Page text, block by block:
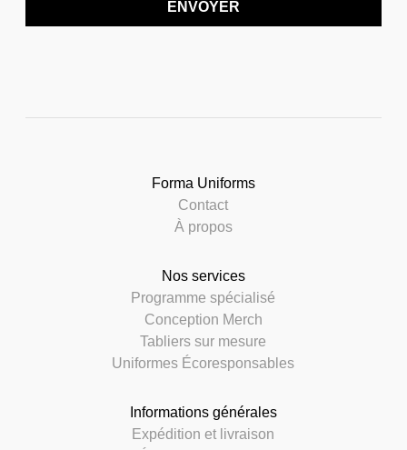
ENVOYER
Forma Uniforms
Contact
À propos
Nos services
Programme spécialisé
Conception Merch
Tabliers sur mesure
Uniformes Écoresponsables
Informations générales
Expédition et livraison